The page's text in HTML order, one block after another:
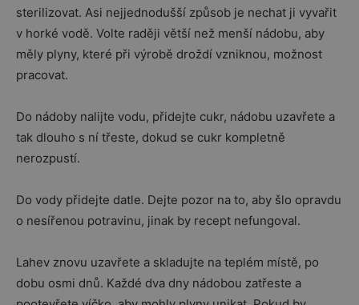
sterilizovat. Asi nejjednodušší způsob je nechat ji vyvařit
v horké vodě. Volte raději větší než menší nádobu, aby
měly plyny, které při výrobě droždí vzniknou, možnost
pracovat.
Do nádoby nalijte vodu, přidejte cukr, nádobu uzavřete a
tak dlouho s ní třeste, dokud se cukr kompletně
nerozpustí.
Do vody přidejte datle. Dejte pozor na to, aby šlo opravdu
o nesířenou potravinu, jinak by recept nefungoval.
Lahev znovu uzavřete a skladujte na teplém místě, po
dobu osmi dnů. Každé dva dny nádobou zatřeste a